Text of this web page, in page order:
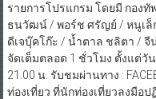
รายการโปรแกรม โดยมี กองทั
ธนวัฒน์ / พอร์ช ศรัญย์ / หนูเล็
ดีเจบุ๊คโก๊ะ / น้ำตาล ชลิตา /
จัดเต็มตลอด 1 ชั่วโมง ตั้งแต่วั
21.00 น. รับชมผ่านทาง :
ท่องเที่ยว ที่นักท่องเที่ยวลงมือ